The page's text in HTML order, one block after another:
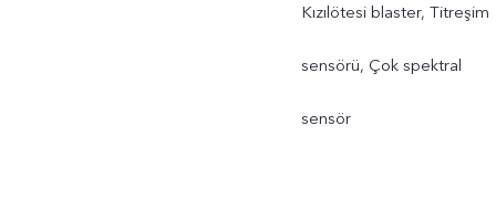
Kızılötesi blaster, Titreşim
sensörü, Çok spektral
sensör